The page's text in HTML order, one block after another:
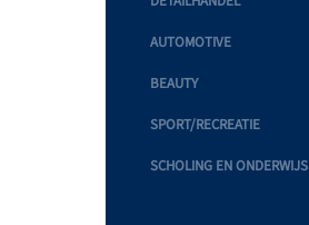
AUTOMOTIVE
BEAUTY
SPORT/RECREATIE
SCHOLING EN ONDERWIJS